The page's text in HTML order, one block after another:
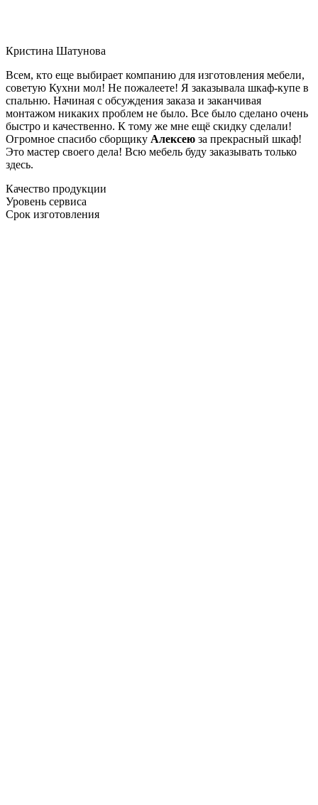
Кристина Шатунова
Всем, кто еще выбирает компанию для изготовления мебели,
советую Кухни мол! Не пожалеете! Я заказывала шкаф-купе в
спальню. Начиная с обсуждения заказа и заканчивая
монтажом никаких проблем не было. Все было сделано очень
быстро и качественно. К тому же мне ещё скидку сделали!
Огромное спасибо сборщику Алексею за прекрасный шкаф!
Это мастер своего дела! Всю мебель буду заказывать только
здесь.
Качество продукции
Уровень сервиса
Срок изготовления